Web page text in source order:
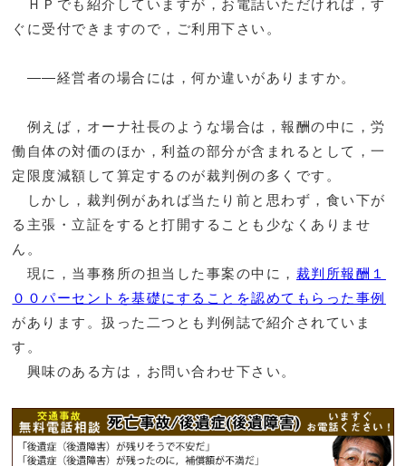
ＨＰでも紹介していますが，お電話いただければ，す
ぐに受付できますので，ご利用下さい。
――経営者の場合には，何か違いがありますか。
例えば，オーナ社長のような場合は，報酬の中に，労
働自体の対価のほか，利益の部分が含まれるとして，一
定限度減額して算定するのが裁判例の多くです。
しかし，裁判例があれば当たり前と思わず，食い下が
る主張・立証をすると打開することも少なくありませ
ん。
現に，当事務所の担当した事案の中に， 裁判所報酬１
００パーセントを基礎にすることを認めてもらった事例
があります。扱った二つとも判例誌で紹介されていま
す。
興味のある方は，お問い合わせ下さい。